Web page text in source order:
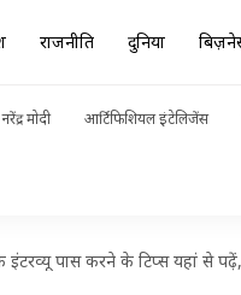
राजनीति दुनिया
नरेंद्र मोदी आर्टिफिशियल इंटेलिजेंस
पास करने के टिप्स यहां से